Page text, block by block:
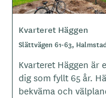
Kvarteret Häggen
Slättvägen 61-63,
Kvarteret Häggen är
dig som fyllt 65 år.
bekväma och